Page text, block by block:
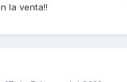
la venta!!